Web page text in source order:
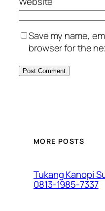
Save my name,
browser for the
MORE POSTS
Tukang Kanopi
0813-1985-7337